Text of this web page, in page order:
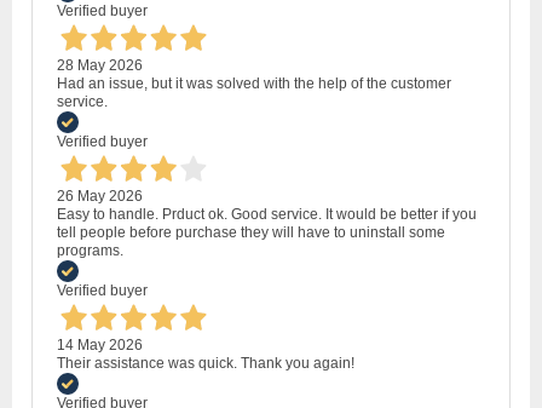
Verified buyer
28 May 2026
Had an issue, but it was solved with the help of the customer
service.
Verified buyer
26 May 2026
Easy to handle. Prduct ok. Good service. It would be better if you
tell people before purchase they will have to uninstall some
programs.
Verified buyer
14 May 2026
Their assistance was quick. Thank you again!
Verified buyer